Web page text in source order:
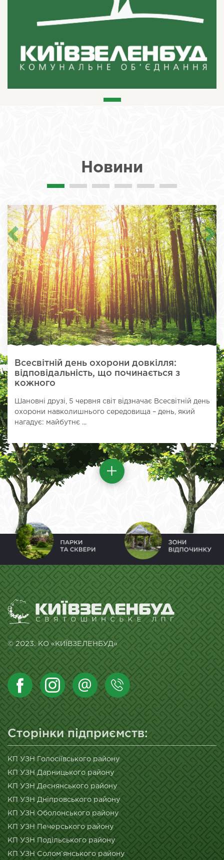
Новини
Всесвітній день охорони довкілля:
відповідальність, що починається з
кожного
Шановні друзі, 5 червня світ відзначає Всесвітній день
охорони навколишнього середовища – день, який
нагадує: майбутнє ...
© 2023. КО «КИЇВЗЕЛЕНБУД»
Сторінки підприємств:
КП УЗН Голосіївського району
КП УЗН Дарницького району
КП УЗН Деснянського району
КП УЗН Дніпровського району
КП УЗН Оболонського району
КП УЗН Печерського району
КП УЗН Подільського району
КП УЗН Солом’янського району